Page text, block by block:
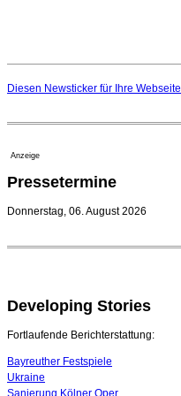
Diesen Newsticker für Ihre Webseite
Anzeige
Pressetermine
Donnerstag, 06. August 2026
Developing Stories
Fortlaufende Berichterstattung:
Bayreuther Festspiele
Ukraine
Sanierung Kölner Oper